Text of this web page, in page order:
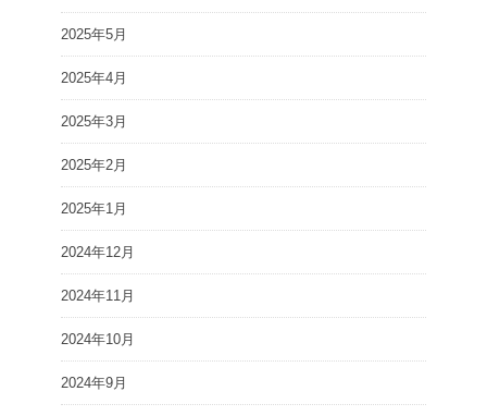
2025年5月
2025年4月
2025年3月
2025年2月
2025年1月
2024年12月
2024年11月
2024年10月
2024年9月